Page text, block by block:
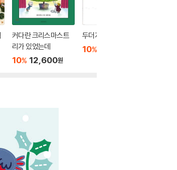
커다란 크리스마스트
리가 있었는데
10% 12,600원
두더지의 소원
10%